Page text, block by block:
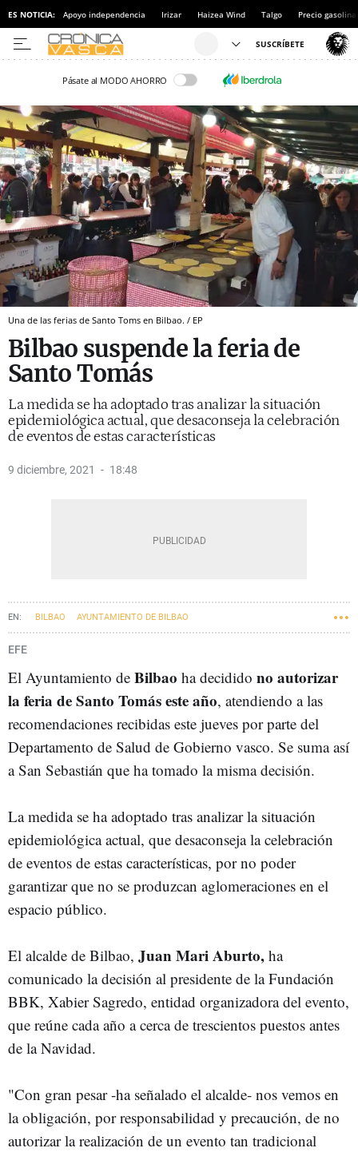
ES NOTICIA: Apoyo independencia Irizar Haizea Wind Talgo Precio gasolina
Pásate al MODO AHORRO
Una de las ferias de Santo Toms en Bilbao. / EP
Bilbao suspende la feria de
Santo Tomás
La medida se ha adoptado tras analizar la situación
epidemiológica actual, que desaconseja la celebración
de eventos de estas características
9 diciembre, 2021 18:48
BILBAO AYUNTAMIENTO DE BILBAO
EFE
El Ayuntamiento de Bilbao ha decidido no autorizar
la feria de Santo Tomás este año, atendiendo a las
recomendaciones recibidas este jueves por parte del
Departamento de Salud de Gobierno vasco. Se suma así
a San Sebastián que ha tomado la misma decisión.
La medida se ha adoptado tras analizar la situación
epidemiológica actual, que desaconseja la celebración
de eventos de estas características, por no poder
garantizar que no se produzcan aglomeraciones en el
espacio público.
El alcalde de Bilbao, Juan Mari Aburto, ha
comunicado la decisión al presidente de la Fundación
BBK, Xabier Sagredo, entidad organizadora del evento,
que reúne cada año a cerca de trescientos puestos antes
de la Navidad.
"Con gran pesar -ha señalado el alcalde- nos vemos en
la obligación, por responsabilidad y precaución, de no
autorizar la realización de un evento tan tradicional